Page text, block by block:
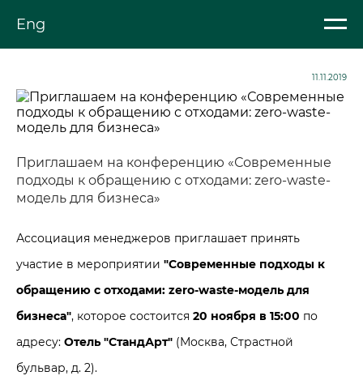
Eng
11.11.2019
Приглашаем на конференцию «Современные
подходы к обращению с отходами: zero-waste-
модель для бизнеса»
Ассоциация менеджеров приглашает принять
участие в мероприятии "Современные подходы к
обращению с отходами: zero-waste-модель для
бизнеса", которое состоится 20 ноября в 15:00 по
адресу: Отель "СтандАрт" (Москва, Страстной
бульвар, д. 2).